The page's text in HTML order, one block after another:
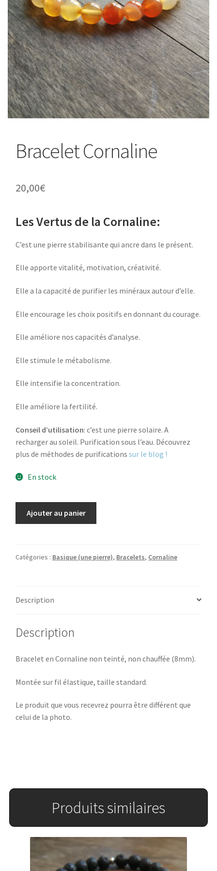
Bracelet Cornaline
20,00€
Les Vertus de la Cornaline:
C’est une pierre stabilisante qui ancre dans le présent.
Elle apporte vitalité, motivation, créativité.
Elle a la capacité de purifier les minéraux autour d’elle.
Elle encourage les choix positifs en donnant du courage.
Elle améliore nos capacités d’analyse.
Elle stimule le métabolisme.
Elle intensifie la concentration.
Elle améliore la fertilité.
Conseil d’utilisation: c’est une pierre solaire. A
recharger au soleil. Purification sous l’eau. Découvrez
plus de méthodes de purifications sur le blog !
En stock
Ajouter au panier
Catégories : Basique (une pierre), Bracelets, Cornaline
Description
Description
Bracelet en Cornaline non teinté, non chauffée (8mm).
Montée sur fil élastique, taille standard.
Le produit que vous recevrez pourra être différent que
celui de la photo.
Produits similaires